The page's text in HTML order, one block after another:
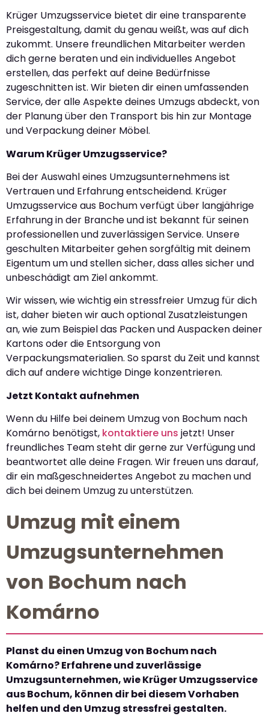
Krüger Umzugsservice bietet dir eine transparente
Preisgestaltung, damit du genau weißt, was auf dich
zukommt. Unsere freundlichen Mitarbeiter werden
dich gerne beraten und ein individuelles Angebot
erstellen, das perfekt auf deine Bedürfnisse
zugeschnitten ist. Wir bieten dir einen umfassenden
Service, der alle Aspekte deines Umzugs abdeckt, von
der Planung über den Transport bis hin zur Montage
und Verpackung deiner Möbel.
Warum Krüger Umzugsservice?
Bei der Auswahl eines Umzugsunternehmens ist
Vertrauen und Erfahrung entscheidend. Krüger
Umzugsservice aus Bochum verfügt über langjährige
Erfahrung in der Branche und ist bekannt für seinen
professionellen und zuverlässigen Service. Unsere
geschulten Mitarbeiter gehen sorgfältig mit deinem
Eigentum um und stellen sicher, dass alles sicher und
unbeschädigt am Ziel ankommt.
Wir wissen, wie wichtig ein stressfreier Umzug für dich
ist, daher bieten wir auch optional Zusatzleistungen
an, wie zum Beispiel das Packen und Auspacken deiner
Kartons oder die Entsorgung von
Verpackungsmaterialien. So sparst du Zeit und kannst
dich auf andere wichtige Dinge konzentrieren.
Jetzt Kontakt aufnehmen
Wenn du Hilfe bei deinem Umzug von Bochum nach
Komárno benötigst, kontaktiere uns jetzt! Unser
freundliches Team steht dir gerne zur Verfügung und
beantwortet alle deine Fragen. Wir freuen uns darauf,
dir ein maßgeschneidertes Angebot zu machen und
dich bei deinem Umzug zu unterstützen.
Umzug mit einem
Umzugsunternehmen
von Bochum nach
Komárno
Planst du einen Umzug von Bochum nach
Komárno? Erfahrene und zuverlässige
Umzugsunternehmen, wie Krüger Umzugsservice
aus Bochum, können dir bei diesem Vorhaben
helfen und den Umzug stressfrei gestalten.